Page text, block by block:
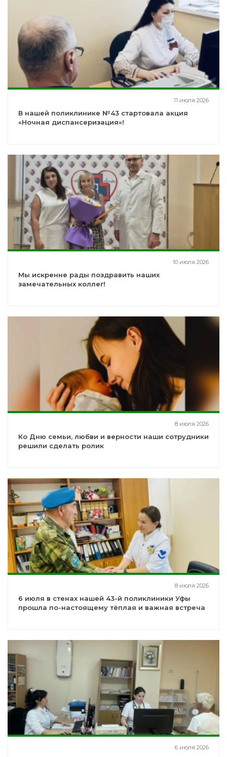
11 июля 2026
В нашей поликлинике №43 стартовала акция
«Ночная диспансеризация»!
10 июля 2026
Мы искренне рады поздравить наших
замечательных коллег!
8 июля 2026
Ко Дню семьи, любви и верности наши сотрудники
решили сделать ролик
8 июля 2026
6 июля в стенах нашей 43-й поликлиники Уфы
прошла по-настоящему тёплая и важная встреча
6 июля 2026